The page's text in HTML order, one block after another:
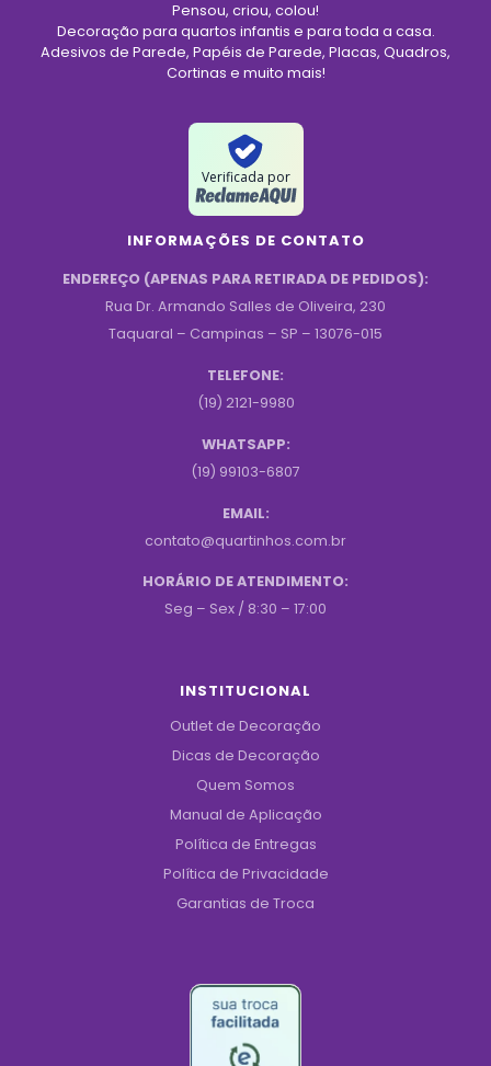
Pensou, criou, colou!
Decoração para quartos infantis e para toda a casa.
Adesivos de Parede, Papéis de Parede, Placas, Quadros,
Cortinas e muito mais!
Verificada por
INFORMAÇÕES DE CONTATO
ENDEREÇO (APENAS PARA RETIRADA DE PEDIDOS):
Rua Dr. Armando Salles de Oliveira, 230
Taquaral – Campinas – SP – 13076-015
TELEFONE:
(19) 2121-9980
WHATSAPP:
(19) 99103-6807
EMAIL:
contato@quartinhos.com.br
HORÁRIO DE ATENDIMENTO:
Seg – Sex / 8:30 – 17:00
INSTITUCIONAL
Outlet de Decoração
Dicas de Decoração
Quem Somos
Manual de Aplicação
Política de Entregas
Política de Privacidade
Garantias de Troca